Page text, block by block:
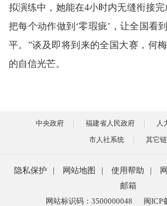
拟演练中，她能在4小时内无缝衔接
把每个动作做到‘零瑕疵’，让全国看
平。”谈及即将到来的全国大赛，何
的自信光芒。
中央政府 福建省人民政府
人
市人社系统
其它
隐私保护 | 网站地图 | 使用帮助 |
邮箱
网站标识码：3500000048
闽ICP